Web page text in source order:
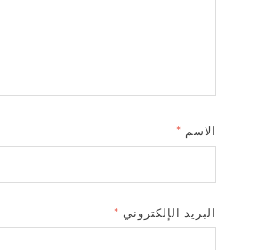
الاسم *
البريد الإلكتروني *